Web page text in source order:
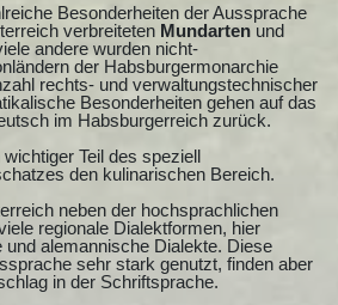
Besonderheiten der Aussprache
verbreiteten Mundarten und
andere wurden nicht-
der Habsburgermonarchie
rechts- und verwaltungstechnischer
Besonderheiten gehen auf das
im Habsburgerreich zurück.
Teil des speziell
den kulinarischen Bereich.
neben der hochsprachlichen
regionale Dialektformen, hier
und alemannische Dialekte. Diese
sehr stark genutzt, finden aber
in der Schriftsprache.